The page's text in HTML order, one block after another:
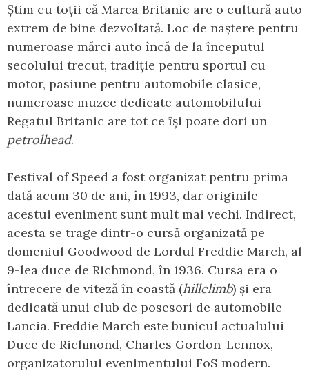
Știm cu toții că Marea Britanie are o cultură auto
extrem de bine dezvoltată. Loc de naștere pentru
numeroase mărci auto încă de la începutul
secolului trecut, tradiție pentru sportul cu
motor, pasiune pentru automobile clasice,
numeroase muzee dedicate automobilului –
Regatul Britanic are tot ce își poate dori un
petrolhead.
Festival of Speed a fost organizat pentru prima
dată acum 30 de ani, în 1993, dar originile
acestui eveniment sunt mult mai vechi. Indirect,
acesta se trage dintr-o cursă organizată pe
domeniul Goodwood de Lordul Freddie March, al
9-lea duce de Richmond, în 1936. Cursa era o
întrecere de viteză în coastă (hillclimb) și era
dedicată unui club de posesori de automobile
Lancia. Freddie March este bunicul actualului
Duce de Richmond, Charles Gordon-Lennox,
organizatorului evenimentului FoS modern.